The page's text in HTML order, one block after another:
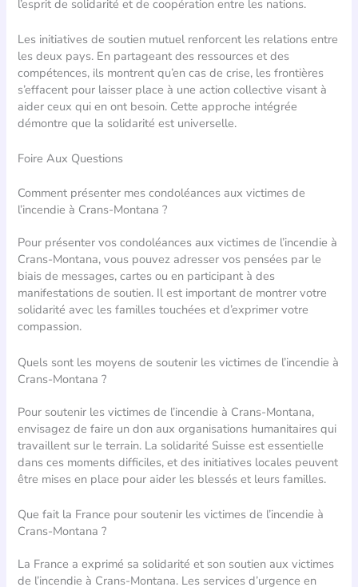
l’esprit de solidarité et de coopération entre les nations.
Les initiatives de soutien mutuel renforcent les relations entre
les deux pays. En partageant des ressources et des
compétences, ils montrent qu’en cas de crise, les frontières
s’effacent pour laisser place à une action collective visant à
aider ceux qui en ont besoin. Cette approche intégrée
démontre que la solidarité est universelle.
Foire Aux Questions
Comment présenter mes condoléances aux victimes de
l’incendie à Crans-Montana ?
Pour présenter vos condoléances aux victimes de l’incendie à
Crans-Montana, vous pouvez adresser vos pensées par le
biais de messages, cartes ou en participant à des
manifestations de soutien. Il est important de montrer votre
solidarité avec les familles touchées et d’exprimer votre
compassion.
Quels sont les moyens de soutenir les victimes de l’incendie à
Crans-Montana ?
Pour soutenir les victimes de l’incendie à Crans-Montana,
envisagez de faire un don aux organisations humanitaires qui
travaillent sur le terrain. La solidarité Suisse est essentielle
dans ces moments difficiles, et des initiatives locales peuvent
être mises en place pour aider les blessés et leurs familles.
Que fait la France pour soutenir les victimes de l’incendie à
Crans-Montana ?
La France a exprimé sa solidarité et son soutien aux victimes
de l’incendie à Crans-Montana. Les services d’urgence en